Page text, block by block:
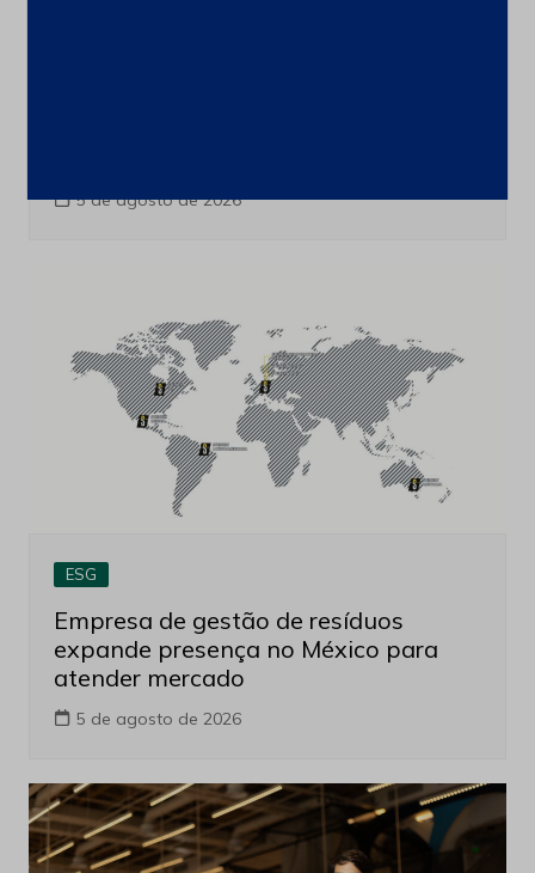
5 de agosto de 2026
ESG
Empresa de gestão de resíduos
expande presença no México para
atender mercado
5 de agosto de 2026